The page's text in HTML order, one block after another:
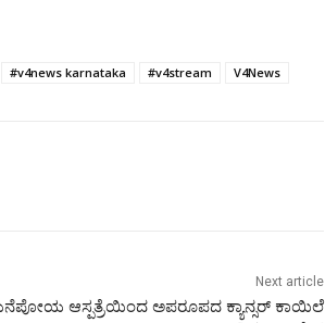
#v4news karnataka #v4stream V4News
Next article
ಆಸ್ಪತ್ರೆಯಿಂದ ಅಪರೂಪದ ಕ್ಯಾನ್ಸರ್ ಕಾಯಿಲೆ